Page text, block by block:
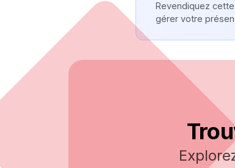
Revendiquez
gérer votre